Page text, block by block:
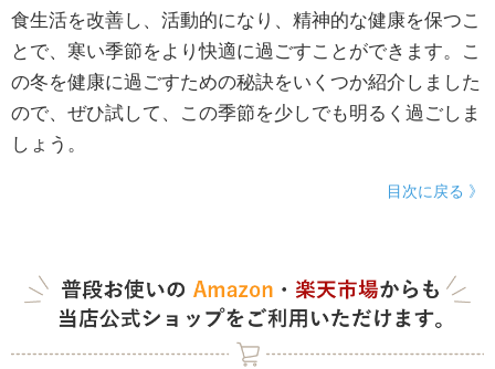
食生活を改善し、活動的になり、精神的な健康を保つこ
とで、寒い季節をより快適に過ごすことができます。こ
の冬を健康に過ごすための秘訣をいくつか紹介しました
ので、ぜひ試して、この季節を少しでも明るく過ごしま
しょう。
目次に戻る 》